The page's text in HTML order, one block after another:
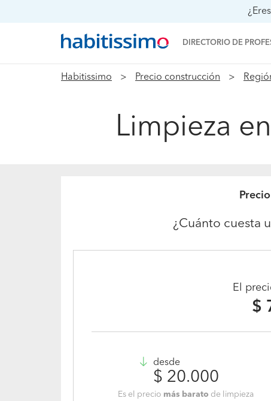
DIRECTORIO DE
Habitissimo Precio construcción
Limpieza
¿Cuánto cuesta
El
$
desde
$ 20.000
Es el precio más barato de limpieza